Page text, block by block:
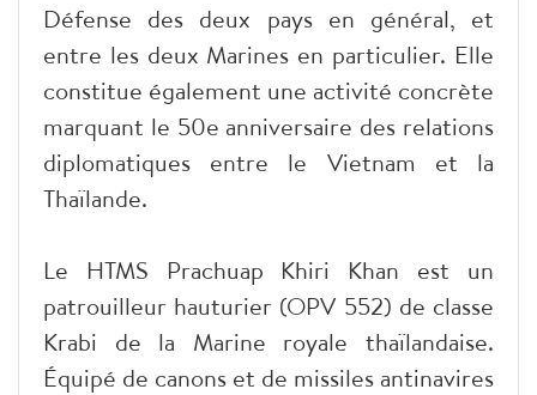
Défense des deux pays en général, et
entre les deux Marines en particulier. Elle
constitue également une activité concrète
marquant le 50e anniversaire des relations
diplomatiques entre le Vietnam et la
Thaïlande.
Le HTMS Prachuap Khiri Khan est un
patrouilleur hauturier (OPV 552) de classe
Krabi de la Marine royale thaïlandaise.
Équipé de canons et de missiles antinavires